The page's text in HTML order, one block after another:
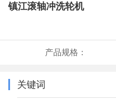
镇江滚轴冲洗轮机
产品规格：
关键词